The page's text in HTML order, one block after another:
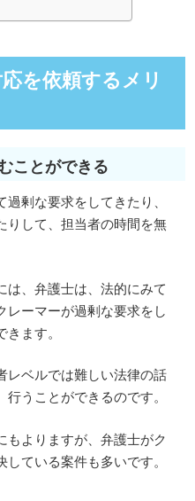
を依頼するメリ
ことができる
剰な要求をしてきたり、
りして、担当者の時間を無
は、弁護士は、法的にみて
レーマーが過剰な要求をし
ます。
レベルでは難しい法律の話
うことができるのです。
もよりますが、弁護士がク
ている案件も多いです。